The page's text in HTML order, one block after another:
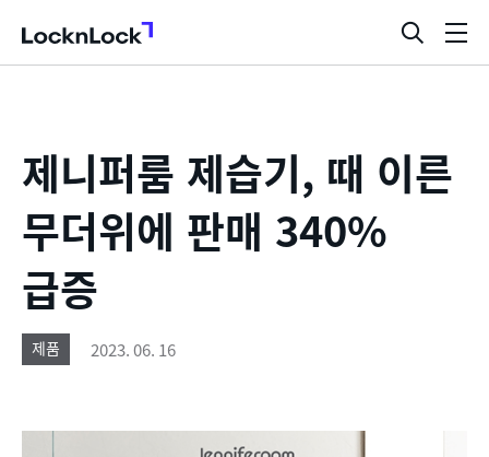
LocknLock
검
색
제니퍼룸 제습기, 때 이른
무더위에 판매 340%
급증
제품 2023. 06. 16